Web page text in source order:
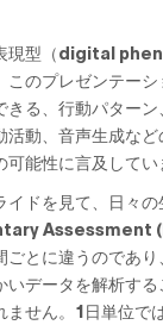
現型（digital
のプレゼンテーシ
きる、行動パター
活動、音声生成な
能性に言及してい
ドを見て、日々の
Assessment
ごとに違うのであ
データを解析す
せん。1日単位で